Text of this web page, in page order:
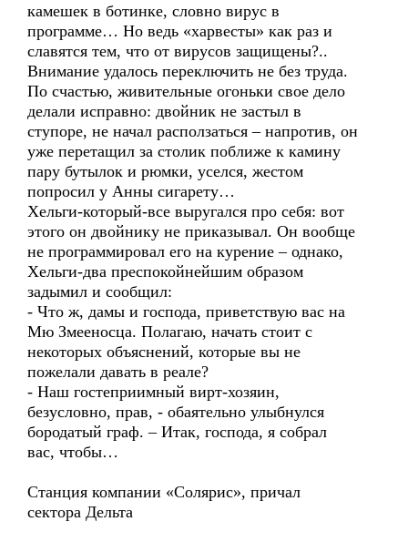
камешек в ботинке, словно вирус в
программе… Но ведь «харвесты» как раз и
славятся тем, что от вирусов защищены?..
Внимание удалось переключить не без труда.
По счастью, живительные огоньки свое дело
делали исправно: двойник не застыл в
ступоре, не начал расползаться – напротив, он
уже перетащил за столик поближе к камину
пару бутылок и рюмки, уселся, жестом
попросил у Анны сигарету…
Хельги-который-все выругался про себя: вот
этого он двойнику не приказывал. Он вообще
не программировал его на курение – однако,
Хельги-два преспокойнейшим образом
задымил и сообщил:
- Что ж, дамы и господа, приветствую вас на
Мю Змееносца. Полагаю, начать стоит с
некоторых объяснений, которые вы не
пожелали давать в реале?
- Наш гостеприимный вирт-хозяин,
безусловно, прав, - обаятельно улыбнулся
бородатый граф. – Итак, господа, я собрал
вас, чтобы…
Станция компании «Солярис», причал
сектора Дельта